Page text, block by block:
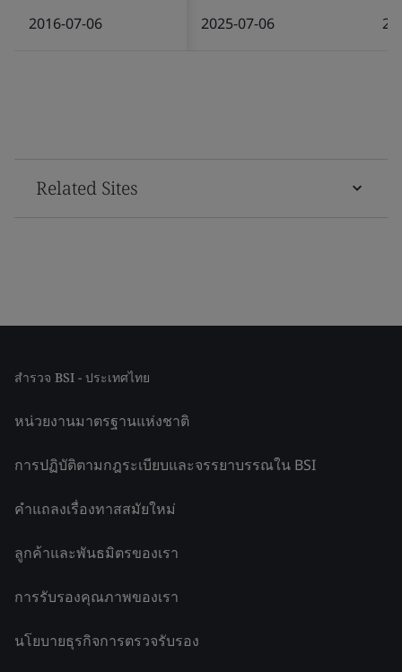
2016-07-06 2025-07-06
Related Sites
สำรวจ BSI - ประเทศไทย
หน่วยงานมาตรฐานแห่งชาติ
การปฏิบัติตามกฎระเบียบและจรรยาบรรณใน BSI
คำแถลงเรื่องทาสสมัยใหม่
ลูกค้าและพันธมิตรของเรา
การรับรองคุณภาพของเรา
นโยบายธุรกิจการตรวจรับรอง